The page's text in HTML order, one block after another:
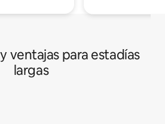
ventajas para estadías
largas